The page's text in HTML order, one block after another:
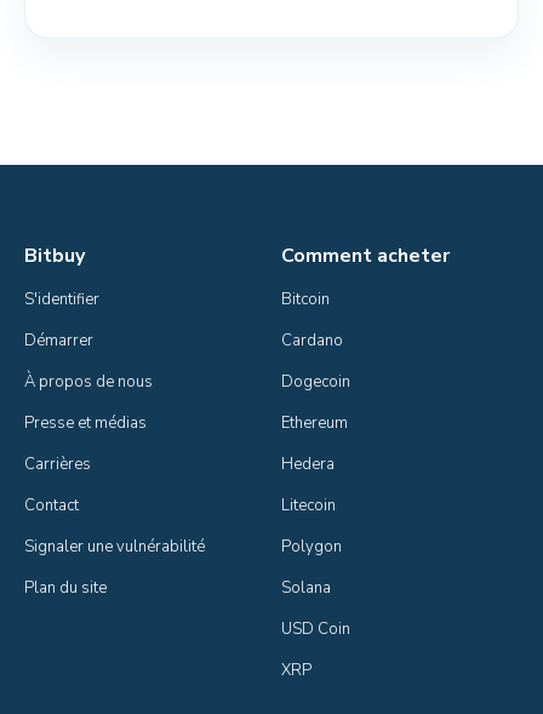
Bitbuy
S'identifier
Démarrer
À propos de nous
Presse et médias
Carrières
Contact
Signaler une vulnérabilité
Plan du site
Comment acheter
Bitcoin
Cardano
Dogecoin
Ethereum
Hedera
Litecoin
Polygon
Solana
USD Coin
XRP